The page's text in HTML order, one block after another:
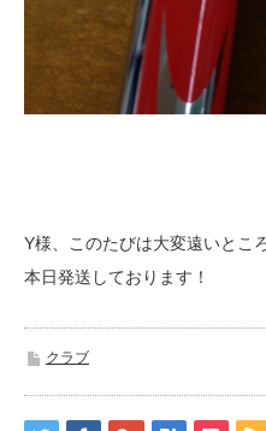
Y様、このたびは大変遠いとこ
本日発送しております！
クラブ